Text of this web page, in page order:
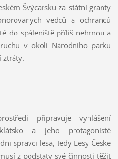
Švýcarsku za státní granty
vědců a ochránců
do spáleniště příliš nehrnou a
v okolí Národního parku
ztráty.
připravuje vyhlášení
a jeho protagonisté
správci lesa, tedy Lesy České
z podstaty své činnosti těžit